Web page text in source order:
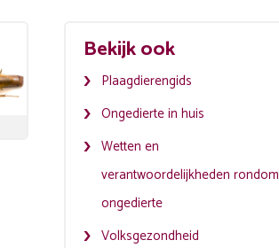
Bekijk ook
Plaagdierengids
Ongedierte in huis
Wetten en
verantwoordelijkheden rondom
ongedierte
Volksgezondheid